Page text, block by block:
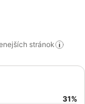
stránok
31%